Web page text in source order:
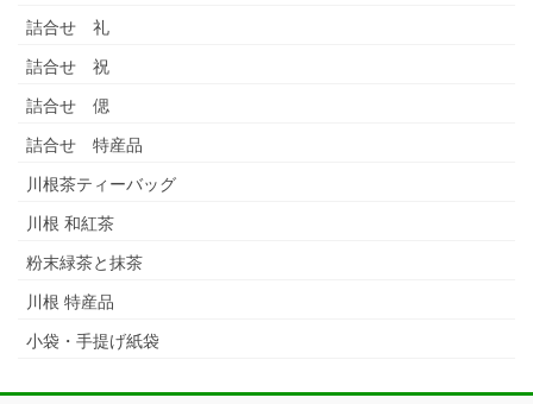
詰合せ 礼
詰合せ 祝
詰合せ 偲
詰合せ 特産品
川根茶ティーバッグ
川根 和紅茶
粉末緑茶と抹茶
川根 特産品
小袋・手提げ紙袋